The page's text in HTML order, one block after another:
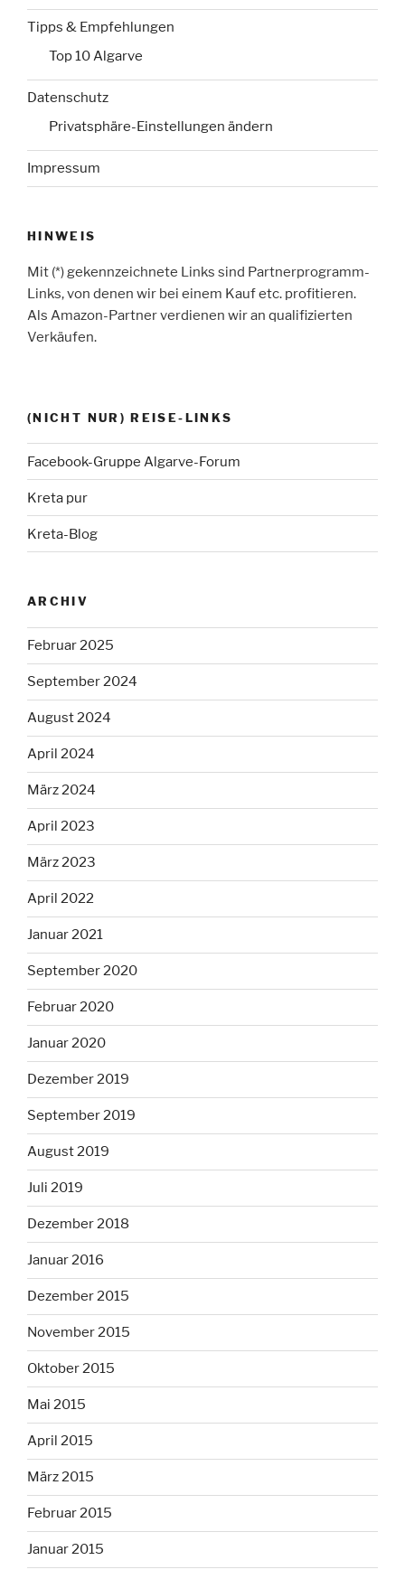
Tipps & Empfehlungen
Top 10 Algarve
Datenschutz
Privatsphäre-Einstellungen ändern
Impressum
HINWEIS
Mit (*) gekennzeichnete Links sind Partnerprogramm-
Links, von denen wir bei einem Kauf etc. profitieren.
Als Amazon-Partner verdienen wir an qualifizierten
Verkäufen.
(NICHT NUR) REISE-LINKS
Facebook-Gruppe Algarve-Forum
Kreta pur
Kreta-Blog
ARCHIV
Februar 2025
September 2024
August 2024
April 2024
März 2024
April 2023
März 2023
April 2022
Januar 2021
September 2020
Februar 2020
Januar 2020
Dezember 2019
September 2019
August 2019
Juli 2019
Dezember 2018
Januar 2016
Dezember 2015
November 2015
Oktober 2015
Mai 2015
April 2015
März 2015
Februar 2015
Januar 2015